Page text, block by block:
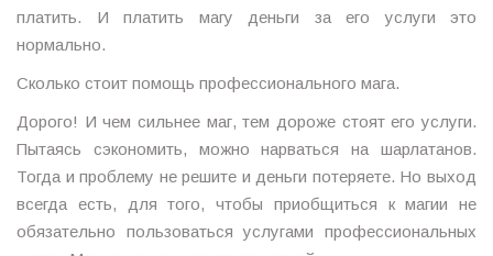
платить. И платить магу деньги за его услуги это
нормально.
Сколько стоит помощь профессионального мага.
Дорого! И чем сильнее маг, тем дороже стоят его услуги.
Пытаясь сэкономить, можно нарваться на шарлатанов.
Тогда и проблему не решите и деньги потеряете. Но выход
всегда есть, для того, чтобы приобщиться к магии не
обязательно пользоваться услугами профессиональных